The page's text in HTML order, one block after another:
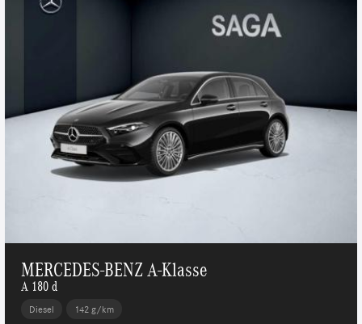
MERCEDES-BENZ A-Klasse
A 180 d
Diesel 142 g/km